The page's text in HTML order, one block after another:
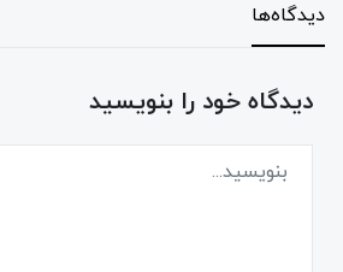
دیدگاه‌ها
دیدگاه خود را بنویسید